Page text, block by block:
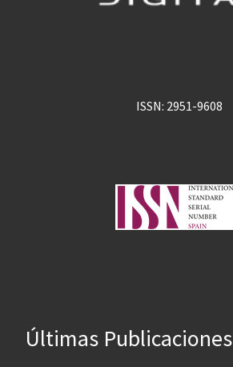
ISSN: 2951-9608
Últimas Publicaciones